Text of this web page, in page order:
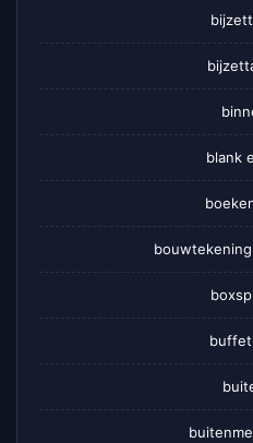
blank